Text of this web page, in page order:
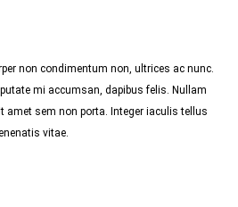
non condimentum non, ultrices ac nunc.
mi accumsan, dapibus felis. Nullam
amet sem non porta. Integer iaculis tellus
vitae.